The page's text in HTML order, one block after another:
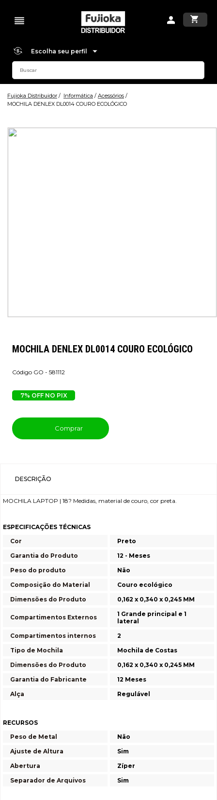
Escolha seu perfil
Fujioka Distribuidor Informática
Acessórios
MOCHILA DENLEX DL0014 COURO ECOLÓGICO
MOCHILA DENLEX DL0014 COURO ECOLÓGICO
GO - 581112
7% OFF NO PIX
Comprar
DESCRIÇÃO
MOCHILA LAPTOP | 18? Medidas, material de couro, cor preta.
ESPECIFICAÇÕES TÉCNICAS
Cor
Preto
Garantia do Produto
12 - Meses
Peso do produto
Não
Composição do Material
Couro ecológico
Dimensões do Produto
0,162 x 0,340 x 0,245 MM
Compartimentos Externos
1 Grande principal e 1
lateral
Compartimentos internos
2
Tipo de Mochila
Mochila de Costas
Dimensões do Produto
0,162 x 0,340 x 0,245 MM
Garantia do Fabricante
12 Meses
Alça
Regulável
RECURSOS
Peso de Metal
Não
Ajuste de Altura
Sim
Abertura
Zíper
Separador de Arquivos
Sim